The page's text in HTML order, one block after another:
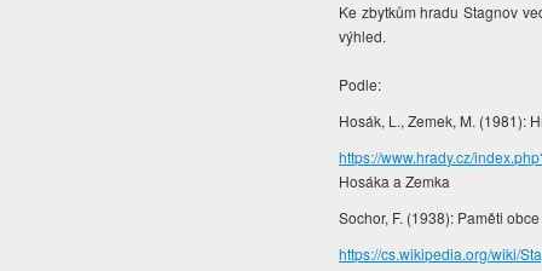
Ke zbytkům hradu Stagnov
výhled.
Podle:
Hosák, L., Zemek, M. (1981):
https://www.hrady.cz/
Hosáka a Zemka
Sochor, F. (1938): Paměti
https://cs.wikipedia.org/wiki/